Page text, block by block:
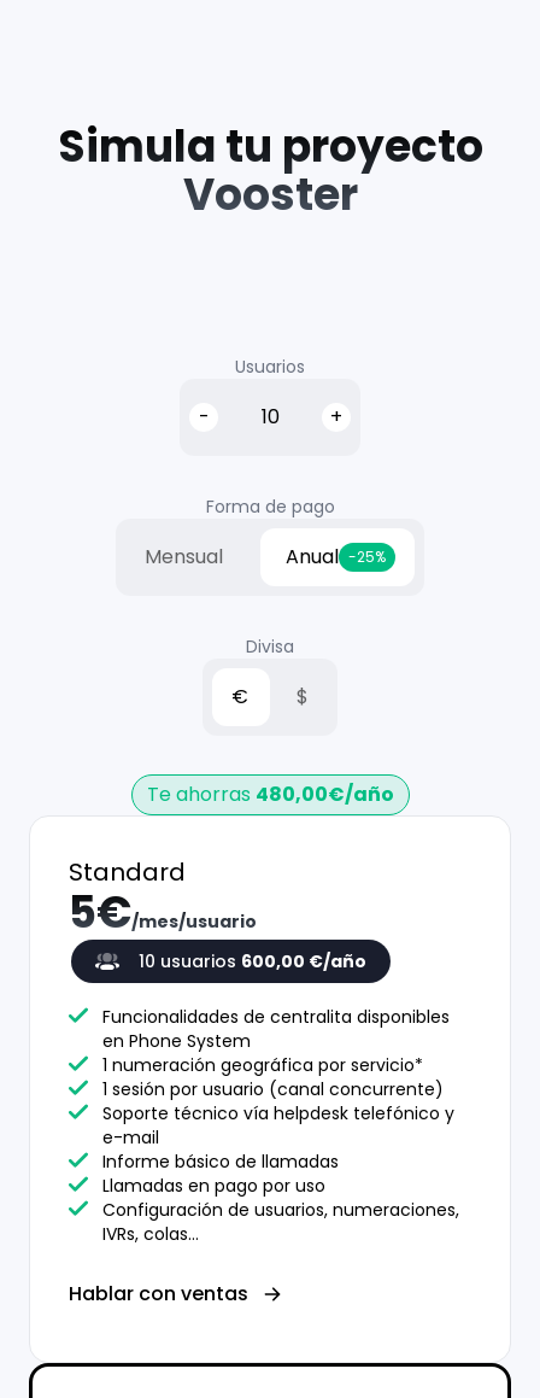
Simula tu proyecto
Vooster
Usuarios
- +
Forma de pago
Mensual Anual -25%
Divisa
€ $
Te ahorras 480,00€/año
Standard
5€/mes/usuario
10 usuarios 600,00 €/año
Funcionalidades de centralita disponibles
en Phone System
1 numeración geográfica por servicio*
1 sesión por usuario (canal concurrente)
Soporte técnico vía helpdesk telefónico y
e-mail
Informe básico de llamadas
Llamadas en pago por uso
Configuración de usuarios, numeraciones,
IVRs, colas…
Hablar con ventas